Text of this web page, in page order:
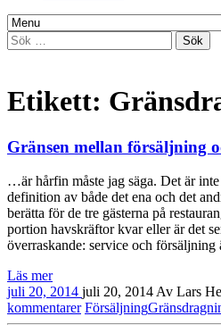
Sök
efter:
Etikett:
Gränsen mellan försäljning
…är hårfin måste jag säga. Det är
definition av både det ena och det
berätta för de tre gästerna på
portion havskräftor kvar eller är det
överraskande: service och
Läs mer
juli 20, 2014 juli 20, 2014Av Lars
kommentarer Försäljning